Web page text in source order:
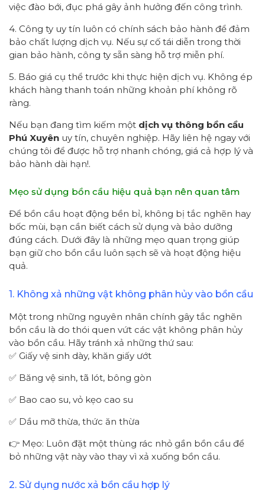
việc đào bới, đục phá gây ảnh hưởng đến công trình.
4. Công ty uy tín luôn có chính sách bảo hành để đảm
bảo chất lượng dịch vụ. Nếu sự cố tái diễn trong thời
gian bảo hành, công ty sẵn sàng hỗ trợ miễn phí.
5. Báo giá cụ thể trước khi thực hiện dịch vụ. Không ép
khách hàng thanh toán những khoản phí không rõ
ràng.
Nếu bạn đang tìm kiếm một dịch vụ thông bồn cầu
Phú Xuyên uy tín, chuyên nghiệp. Hãy liên hệ ngay với
chúng tôi để được hỗ trợ nhanh chóng, giá cả hợp lý và
bảo hành dài hạn!.
Mẹo sử dụng bồn cầu hiệu quả bạn nên quan tâm
Để bồn cầu hoạt động bền bỉ, không bị tắc nghẽn hay
bốc mùi, bạn cần biết cách sử dụng và bảo dưỡng
đúng cách. Dưới đây là những mẹo quan trọng giúp
bạn giữ cho bồn cầu luôn sạch sẽ và hoạt động hiệu
quả.
1. Không xả những vật không phân hủy vào bồn cầu
Một trong những nguyên nhân chính gây tắc nghẽn
bồn cầu là do thói quen vứt các vật không phân hủy
vào bồn cầu. Hãy tránh xả những thứ sau:
✅ Giấy vệ sinh dày, khăn giấy ướt
✅ Băng vệ sinh, tã lót, bông gòn
✅ Bao cao su, vỏ kẹo cao su
✅ Dầu mỡ thừa, thức ăn thừa
👉 Mẹo: Luôn đặt một thùng rác nhỏ gần bồn cầu để
bỏ những vật này vào thay vì xả xuống bồn cầu.
2. Sử dụng nước xả bồn cầu hợp lý